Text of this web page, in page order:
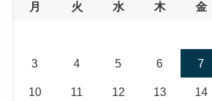
月 火 水 木 金
3 4 5 6 7
10 11 12 13 14